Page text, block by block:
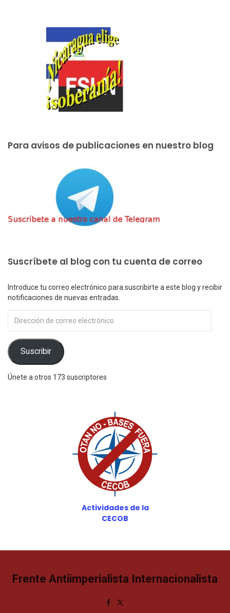
Para avisos de publicaciones en nuestro blog
Suscríbete al blog con tu cuenta de correo
Introduce tu correo electrónico para suscribirte a este blog y recibir
notificaciones de nuevas entradas.
de
correo
electrónico
Suscribir
Únete a otros 173 suscriptores
Actividades de la
CECOB
Frente Antiimperialista Internacionalista